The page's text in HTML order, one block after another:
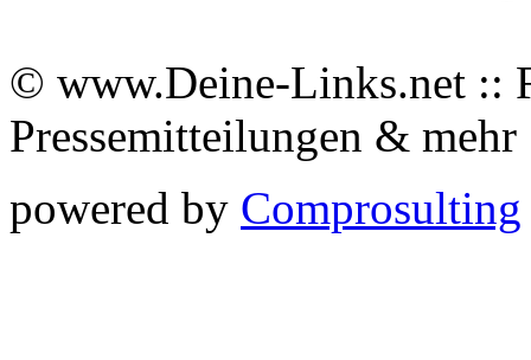
© www.Deine-Links.net ::
Pressemitteilungen &
powered by Comprosulting